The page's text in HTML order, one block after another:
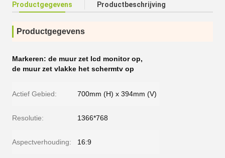
Productgegevens Productbeschrijving
Productgegevens
Markeren: de muur zet lcd monitor op,
de muur zet vlakke het schermtv op
Actief Gebied: 700mm (H) x 394mm (V)
Resolutie: 1366*768
Aspectverhouding: 16:9